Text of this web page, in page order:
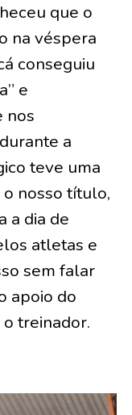
que o
na véspera
conseguiu
e
nos
a
teve uma
nosso título,
a dia de
atletas e
sem falar
apoio do
treinador.